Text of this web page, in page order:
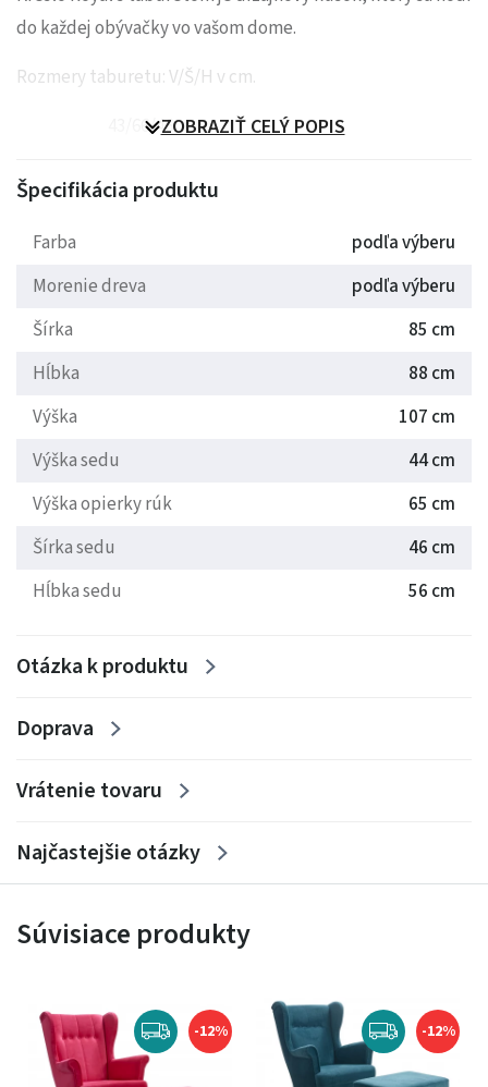
do každej obývačky vo vašom dome.
Rozmery taburetu: V/Š/H v cm.
43/66/46ZOBRAZIŤ CELÝ POPIS
Špecifikácia produktu
Farba
podľa výberu
Morenie dreva
podľa výberu
Šírka
85 cm
Hĺbka
88 cm
Výška
107 cm
Výška sedu
44 cm
Výška opierky rúk
65 cm
Šírka sedu
46 cm
Hĺbka sedu
56 cm
Otázka k produktu
Doprava
Vrátenie tovaru
Najčastejšie otázky
Súvisiace produkty
-12% -12%